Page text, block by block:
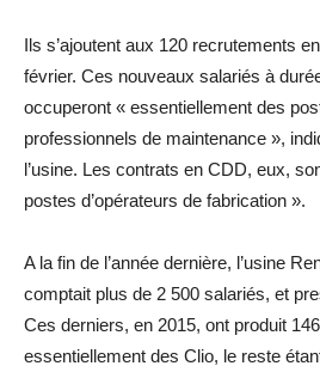
Ils s’ajoutent aux 120 recrutements
février. Ces nouveaux salariés à
occuperont « essentiellement des
professionnels de maintenance »,
l’usine. Les contrats en CDD, eux,
postes d’opérateurs de fabrication ».
A la fin de l’année dernière, l’usine
comptait plus de 2 500 salariés, et
Ces derniers, en 2015, ont produit
essentiellement des Clio, le reste